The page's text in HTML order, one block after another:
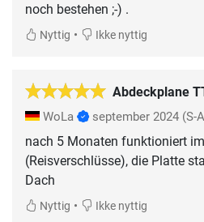
noch bestehen ;-) .
Nyttig • Ikke nyttig
Abdeckplane
WoLa september 2024 (S-
nach 5 Monaten funktioniert
(Reisverschlüsse), die Platte
Dach
Nyttig • Ikke nyttig